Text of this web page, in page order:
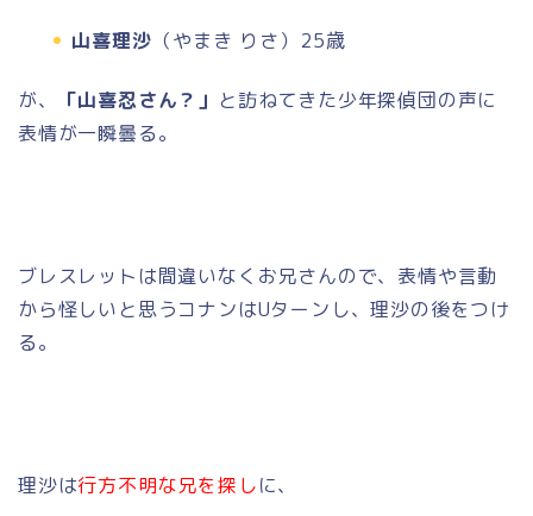
山喜理沙 （やまき りさ）25歳
が、 「山喜忍さん？」 と訪ねてきた少年探偵団の声に
表情が一瞬曇る。
ブレスレットは間違いなくお兄さんので、表情や言動
から怪しいと思うコナンはUターンし、理沙の後をつけ
る。
理沙は行方不明な兄を探しに、